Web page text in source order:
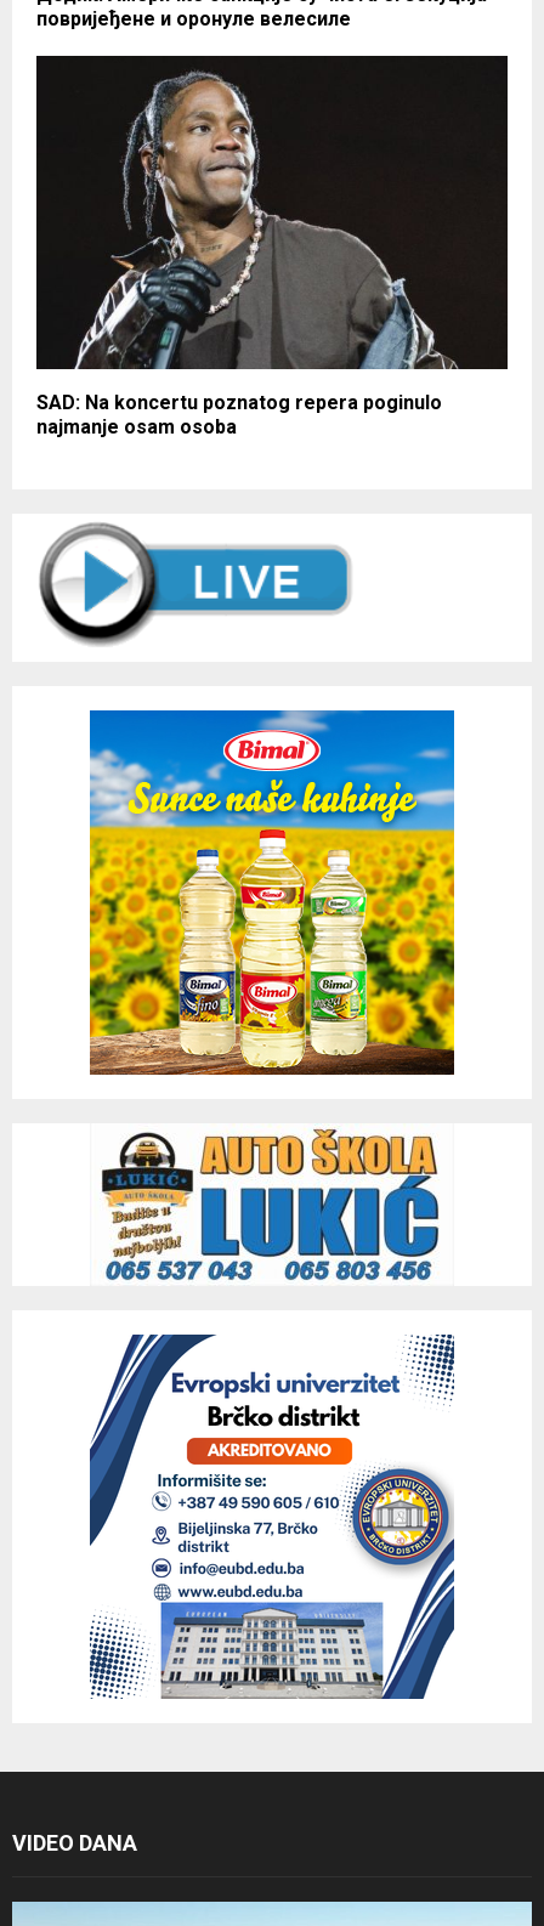
повријеђене и оронуле велесиле
SAD: Na koncertu poznatog repera poginulo
najmanje osam osoba
VIDEO DANA